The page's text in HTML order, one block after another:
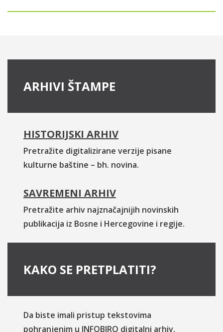
ARHIVI ŠTAMPE
HISTORIJSKI ARHIV
Pretražite digitalizirane verzije pisane
kulturne baštine – bh. novina.
SAVREMENI ARHIV
Pretražite arhiv najznačajnijih novinskih
publikacija iz Bosne i Hercegovine i regije.
KAKO SE PRETPLATITI?
Da biste imali pristup tekstovima
pohranjenim u INFOBIRO digitalni arhiv,